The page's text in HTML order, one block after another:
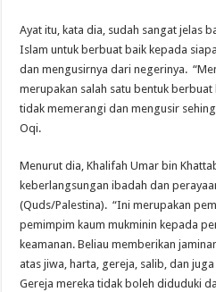
Ayat itu, kata dia, sudah sangat jelas
Islam untuk berbuat baik kepada
dan mengusirnya dari negerinya.
merupakan salah satu bentuk
tidak memerangi dan mengusir
Oqi.
Menurut dia, Khalifah Umar bin
keberlangsungan ibadah dan
(Quds/Palestina). “Ini merupakan
pemimpim kaum mukminin kepada
keamanan. Beliau memberikan
atas jiwa, harta, gereja, salib, dan
Gereja mereka tidak boleh diduduki